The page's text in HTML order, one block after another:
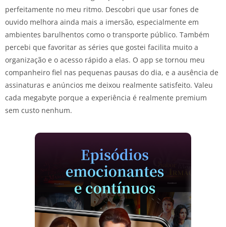
perfeitamente no meu ritmo. Descobri que usar fones de
ouvido melhora ainda mais a imersão, especialmente em
ambientes barulhentos como o transporte público. Também
percebi que favoritar as séries que gostei facilita muito a
organização e o acesso rápido a elas. O app se tornou meu
companheiro fiel nas pequenas pausas do dia, e a ausência de
assinaturas e anúncios me deixou realmente satisfeito. Valeu
cada megabyte porque a experiência é realmente premium
sem custo nenhum.